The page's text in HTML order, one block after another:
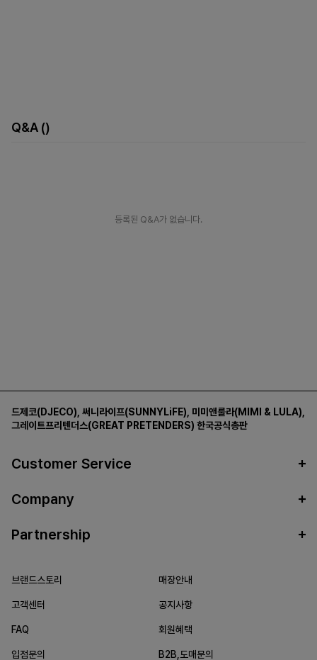
Q&A ()
등록된 Q&A가 없습니다.
드제코(DJECO) 써니라이프(SUNNYLiFE) 미미앤룰라(MIMI & LULA)
그레이트프리텐더스(GREAT PRETENDERS) 한국공식총판
Customer Service
Company
Partnership
브랜드스토리 매장안내
고객센터 공지사항
FAQ 회원혜택
입점문의 B2B,도매문의